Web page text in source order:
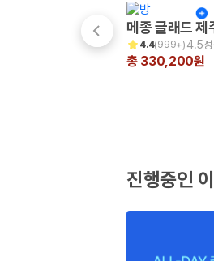
메종 글래드 제
4.4(999+)4.5성
총 330,200원
진행중인